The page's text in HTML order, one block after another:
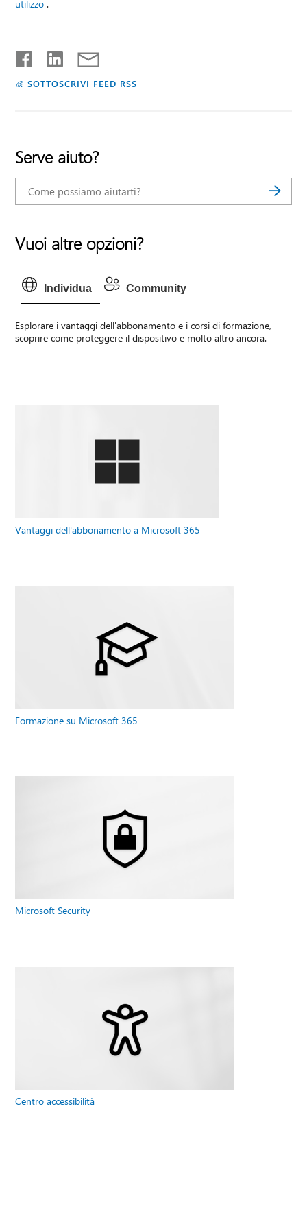
utilizzo .
SOTTOSCRIVI FEED RSS
Serve aiuto?
Vuoi altre opzioni?
Individua Community
Esplorare i vantaggi dell'abbonamento e i corsi di formazione,
scoprire come proteggere il dispositivo e molto altro ancora.
Vantaggi dell'abbonamento a Microsoft 365
Formazione su Microsoft 365
Microsoft Security
Centro accessibilità